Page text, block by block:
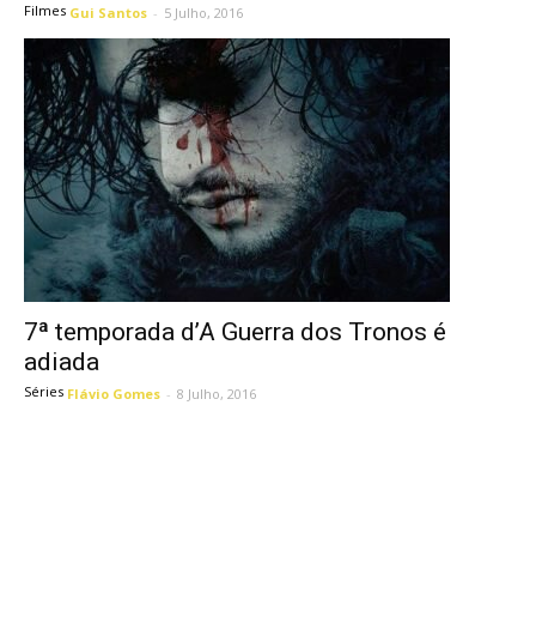
Filmes Gui Santos - 5 Julho, 2016
7ª temporada d’A Guerra dos Tronos é
adiada
Séries Flávio Gomes - 8 Julho, 2016